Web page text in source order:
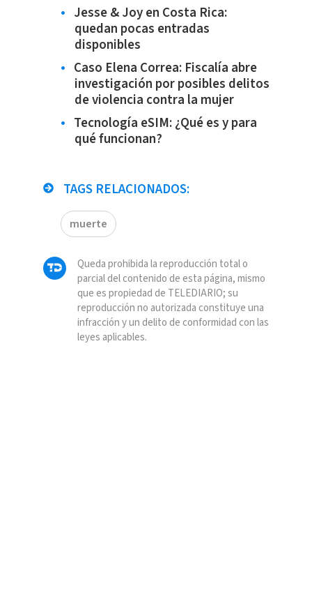
Jesse & Joy en Costa Rica:
quedan pocas entradas
disponibles
Caso Elena Correa: Fiscalía abre
investigación por posibles delitos
de violencia contra la mujer
Tecnología eSIM: ¿Qué es y para
qué funcionan?
TAGS RELACIONADOS:
muerte
Queda prohibida la reproducción total o
parcial del contenido de esta página, mismo
que es propiedad de TELEDIARIO; su
reproducción no autorizada constituye una
infracción y un delito de conformidad con las
leyes aplicables.